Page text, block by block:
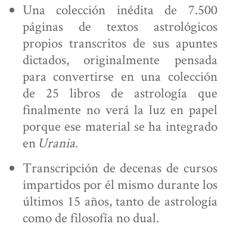
Una colección inédita de 7.500
páginas de textos astrológicos
propios transcritos de sus apuntes
dictados, originalmente pensada
para convertirse en una colección
de 25 libros de astrología que
finalmente no verá la luz en papel
porque ese material se ha integrado
en Urania.
Transcripción de decenas de cursos
impartidos por él mismo durante los
últimos 15 años, tanto de astrología
como de filosofía no dual.